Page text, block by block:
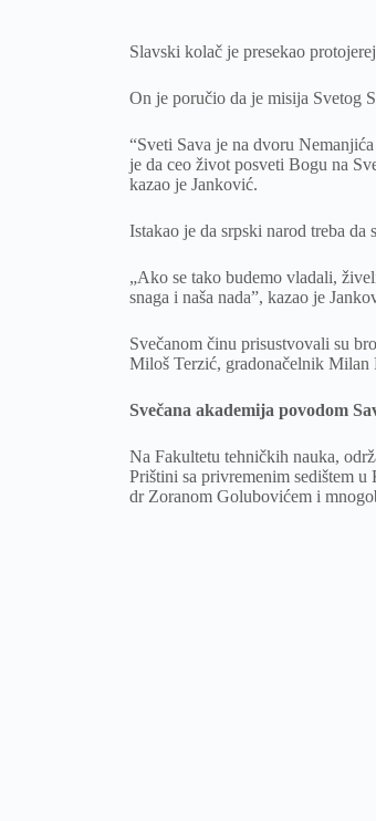
Slavski kolač je presekao
On je poručio da je misija Svetog
“Sveti Sava je na dvoru
je da ceo život posveti Bogu na
kazao je Janković.
Istakao je da srpski narod treba
„Ako se tako budemo vladali,
snaga i naša nada”, kazao je
Svečanom činu prisustvovali su
Miloš Terzić, gradonačelnik Milan
Svečana akademija povodom
Na Fakultetu tehničkih nauka,
Prištini sa privremenim sedištem
dr Zoranom Golubovićem i